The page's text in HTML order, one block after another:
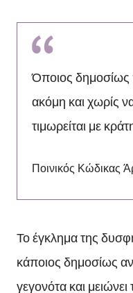
Όποιος δημοσίως
ακόμη και χωρίς
τιμωρείται με
Ποινικός Κώδικας
Το έγκλημα της
κάποιος δημοσίως
γεγονότα και